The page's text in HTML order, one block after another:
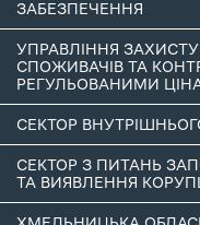
ЗАБЕЗПЕЧЕННЯ
УПРАВЛІННЯ
СПОЖИВАЧІВ ТА
РЕГУЛЬОВАНИМИ
СЕКТОР
СЕКТОР З ПИТАНЬ
ТА ВИЯВЛЕННЯ